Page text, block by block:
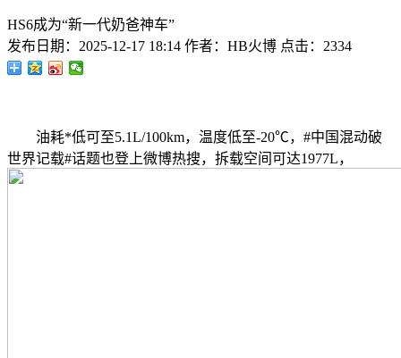
HS6成为“新一代奶爸神车”
发布日期： 2025-12-17 18:14 作者： HB火博 点击： 2334
油耗*低可至5.1L/100km，温度低至-20℃，#中国混动破
世界记载#话题也登上微博热搜，拆载空间可达1977L，